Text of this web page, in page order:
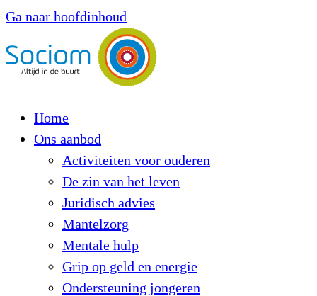
Ga naar hoofdinhoud
Home
Ons aanbod
Activiteiten voor ouderen
De zin van het leven
Juridisch advies
Mantelzorg
Mentale hulp
Grip op geld en energie
Ondersteuning jongeren